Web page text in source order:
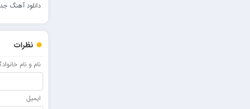
دانلود آهنگ
نظرات
نام و نام
ایمیل